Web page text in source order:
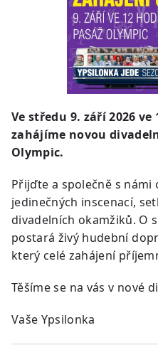
Ve středu 9. září 2026
zahájíme novou
Olympic.
Přijďte a společně s
jedinečných inscenací,
divadelních okamžiků. O
postará živý hudební
který celé zahájení
Těšíme se na vás v nové
Vaše Ypsilonka